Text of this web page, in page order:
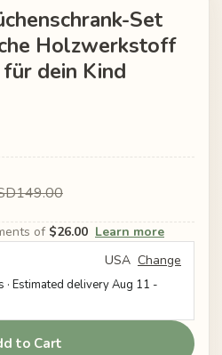
Set
Holzwerkstoff
dein Kind
of $26.00 Learn more
USA Change
· Estimated deliveryAug 11 -
to Cart